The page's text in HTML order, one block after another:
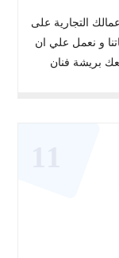
التجارية على
و نعمل علي ان
بريشة فنان